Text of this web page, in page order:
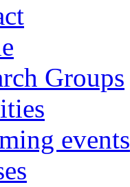
Groups
events